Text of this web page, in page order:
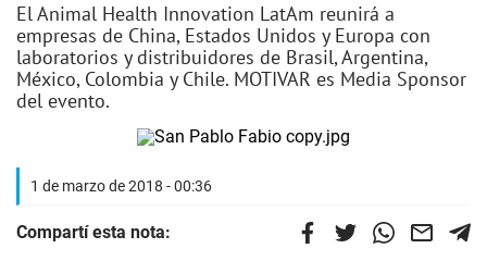
El Animal Health Innovation LatAm reunirá a
empresas de China, Estados Unidos y Europa con
laboratorios y distribuidores de Brasil, Argentina,
México, Colombia y Chile. MOTIVAR es Media Sponsor
del evento.
1 de marzo de 2018 - 00:36
Compartí esta nota: